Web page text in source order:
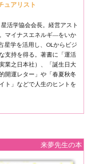
ュアリスト
活学協会会長。経営アスト
マイナスエネルギ―をいか
星学を活用し、OLからビジ
支持を得る。著書に「運活
業之日本社）、「誕生日大
開運レター」や「春夏秋冬
ト」などで人生のヒントを
来夢先生の本